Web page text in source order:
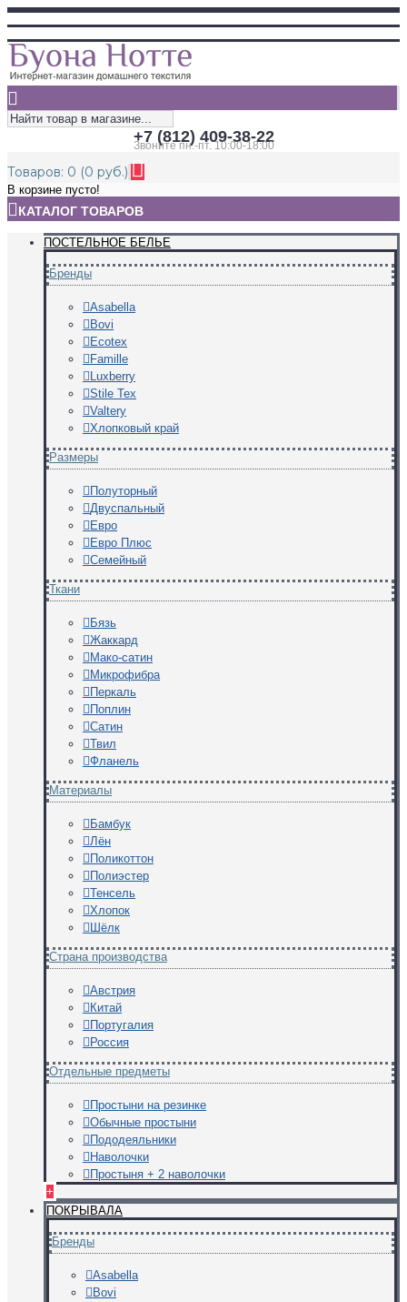
+7 (812) 409-38-22
Звоните пн.-пт. 10:00-18:00
Товаров: 0 (0 руб.)
В корзине пусто!
КАТАЛОГ ТОВАРОВ
ПОСТЕЛЬНОЕ БЕЛЬЕ
Бренды
Asabella
Bovi
Ecotex
Famille
Luxberry
Stile Tex
Valtery
Хлопковый край
Размеры
Полуторный
Двуспальный
Евро
Евро Плюс
Семейный
Ткани
Бязь
Жаккард
Мако-сатин
Микрофибра
Перкаль
Поплин
Сатин
Твил
Фланель
Материалы
Бамбук
Лён
Поликоттон
Полиэстер
Тенсель
Хлопок
Шёлк
Страна производства
Австрия
Китай
Португалия
Россия
Отдельные предметы
Простыни на резинке
Обычные простыни
Пододеяльники
Наволочки
Простыня + 2 наволочки
+
ПОКРЫВАЛА
Бренды
Asabella
Bovi